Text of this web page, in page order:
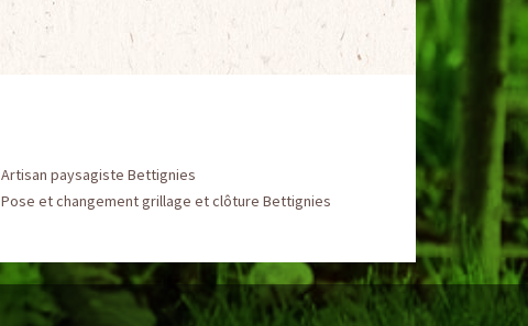
Artisan paysagiste Bettignies
Pose et changement grillage et clôture Bettignies